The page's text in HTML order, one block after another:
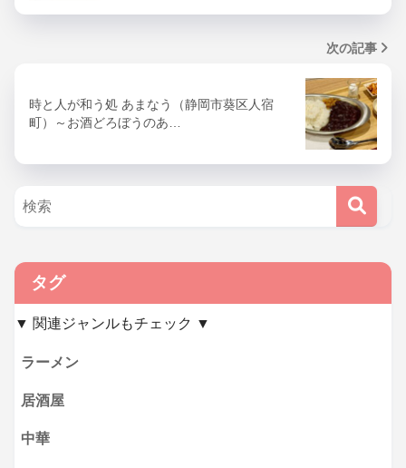
次の記事
時と人が和う処 あまなう（静岡市葵区人宿
町）～お酒どろぼうのあ…
タグ
▼ 関連ジャンルもチェック ▼
ラーメン
居酒屋
中華